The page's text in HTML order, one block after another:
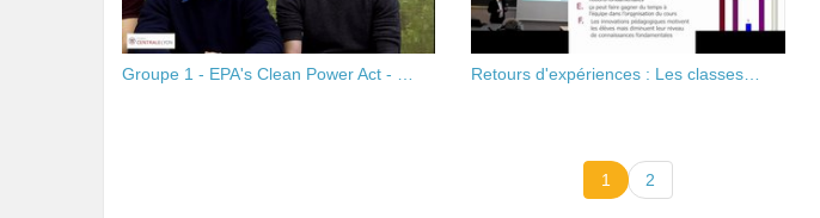
Groupe 1 - EPA's Clean Power Act - … Retours d'expériences : Les classes…
1 2